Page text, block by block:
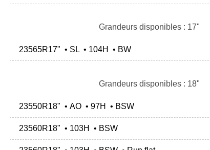
Grandeurs disponibles : 17"
23565R17" • SL • 104H • BW
Grandeurs disponibles : 18"
23550R18" • AO • 97H • BSW
23560R18" • 103H • BSW